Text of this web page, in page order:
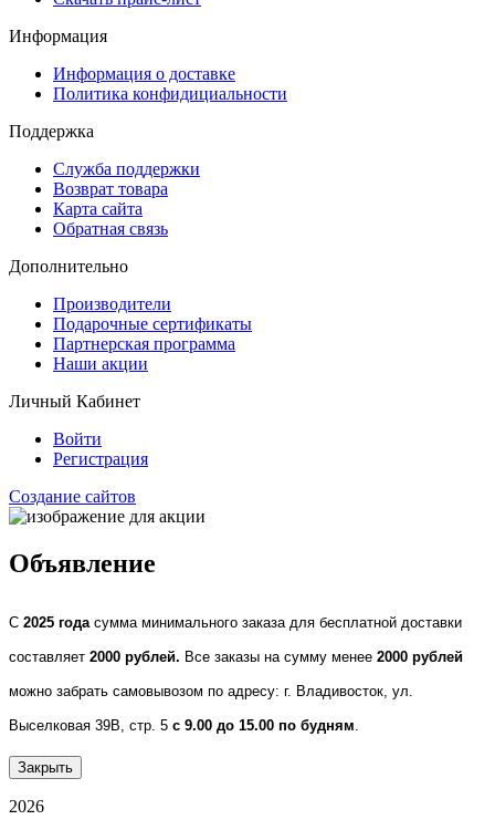
Информация
Информация о доставке
Политика конфидициальности
Поддержка
Служба поддержки
Возврат товара
Карта сайта
Обратная связь
Дополнительно
Производители
Подарочные сертификаты
Партнерская программа
Наши акции
Личный Кабинет
Войти
Регистрация
Создание сайтов
Объявление
С 2025 года сумма минимального заказа для бесплатной доставки
составляет 2000 рублей. Все заказы на сумму менее 2000 рублей
можно забрать самовывозом по адресу: г. Владивосток, ул.
Выселковая 39В, стр. 5 с 9.00 до 15.00 по будням
Закрыть
2026